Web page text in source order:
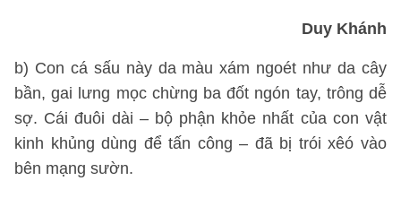
Duy Khánh
b) Con cá sấu này da màu xám ngoét như da cây
bần, gai lưng mọc chừng ba đốt ngón tay, trông dễ
sợ. Cái đuôi dài – bộ phận khỏe nhất của con vật
kinh khủng dùng để tấn công – đã bị trói xêó vào
bên mạng sườn.